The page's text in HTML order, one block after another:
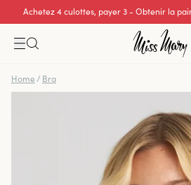
Excellente note de 0 sur 5
Home / Bra